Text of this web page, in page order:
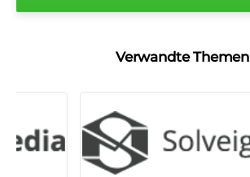
Verwandte Themen